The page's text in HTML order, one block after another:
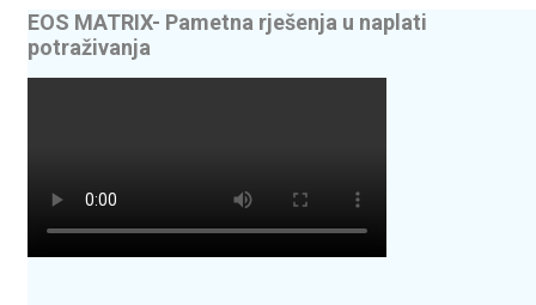
EOS MATRIX- Pametna rješenja u naplati
potraživanja